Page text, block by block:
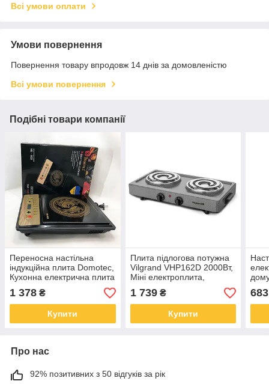
Всі умови оплати
Умови повернення
Повернення товару впродовж 14 днів за домовленістю
Всі умови повернення
Подібні товари компанії
Переносна настільна
індукційна плита Domotec,
Кухонна електрична плита
Побутова для
приготування ZH-79
1 378 ₴
Купити
Плита підлогова потужна
Vilgrand VHP162D 2000Вт,
Міні електроплита,
Потужна настільна плита
для дому OZ-74
1 739₴
Купити
683
Про нас
92% позитивних з 50 відгуків за рік